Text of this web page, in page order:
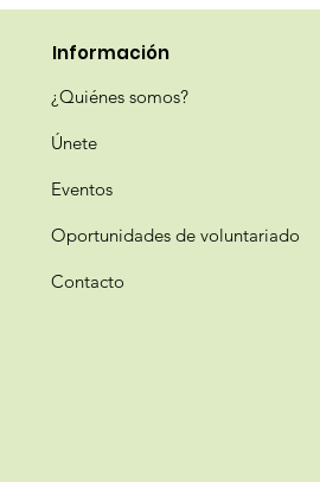
Información
¿Quiénes somos?
Únete
Eventos
Oportunidades de voluntariado
Contacto